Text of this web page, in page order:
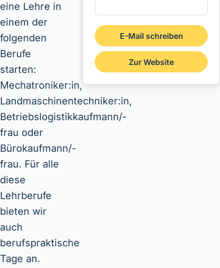
eine Lehre in
einem der
folgenden
Berufe
starten:
Mechatroniker:in,
Landmaschinentechniker:in,
Betriebslogistikkaufmann/-
frau oder
Bürokaufmann/-
frau. Für alle
diese
Lehrberufe
bieten wir
auch
berufspraktische
Tage an.
E-Mail schreiben
Zur Website